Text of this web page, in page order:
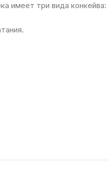
имеет три вида конкейва: